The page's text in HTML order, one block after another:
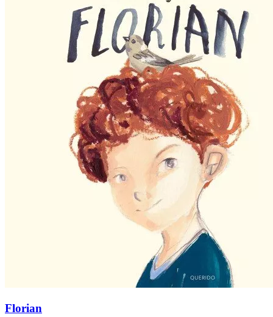
Florian